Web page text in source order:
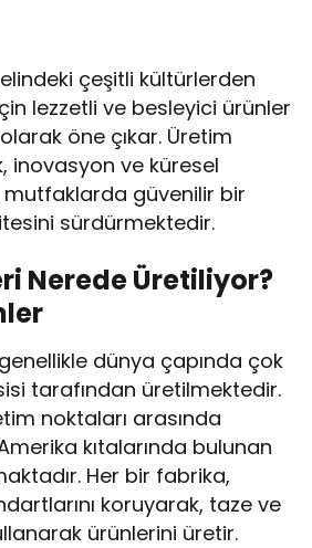
çeşitli kültürlerden
lezzetli ve besleyici ürünler
öne çıkar. Üretim
inovasyon ve küresel
mutfaklarda güvenilir bir
sürdürmektedir.
Nerede Üretiliyor?
dünya çapında çok
tarafından üretilmektedir.
noktaları arasında
kıtalarında bulunan
Her bir fabrika,
koruyarak, taze ve
ürünlerini üretir.